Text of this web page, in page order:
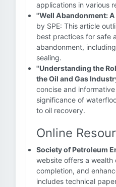
applications in various
"Well Abandonment:
by SPE: This article
best practices for safe
abandonment,
sealing.
"Understanding the
the Oil and Gas
concise and
significance of
to oil recovery.
Online
Society of Petroleum
website offers a wealth
completion, and
includes technical